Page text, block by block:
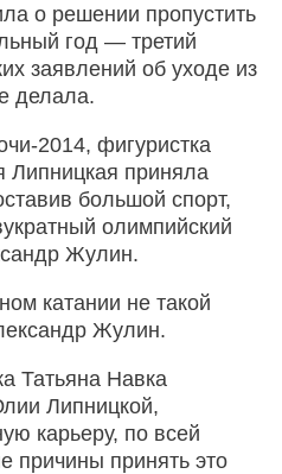
о решении пропустить
год — третий
заявлений об уходе из
делала.
2014, фигуристка
Липницкая приняла
большой спорт,
олимпийский
Жулин.
катании не такой
Жулин.
Татьяна Навка
Липницкой,
карьеру, по всей
причины принять это